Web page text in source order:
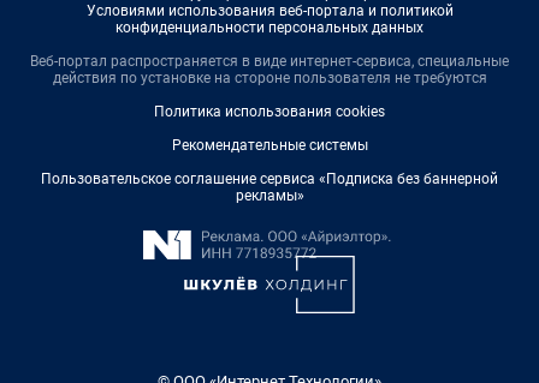
Условиями использования веб-портала и политикой
конфиденциальности персональных данных
Веб-портал распространяется в виде интернет-сервиса, специальные
действия по установке на стороне пользователя не требуются
Политика использования cookies
Рекомендательные системы
Пользовательское соглашение сервиса «Подписка без баннерной
рекламы»